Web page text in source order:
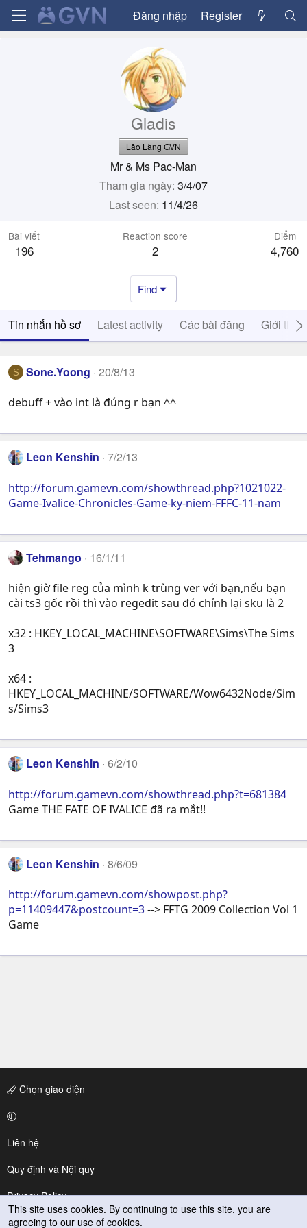
Đăng nhập Register
Gladis
Lão Làng GVN
Mr & Ms Pac-Man
Tham gia ngày 3/4/07
Last seen 11/4/26
Bài viết
196
Reaction score
2
Điểm
4,760
Find
Tin nhắn hồ sơ Latest activity Các bài đăng Giới thiệu
S Sone.Yoong 20/8/13
debuff + vào int là đúng r bạn ^^
Leon Kenshin 7/2/13
http://forum.gamevn.com/showthread.php?1021022-
Game-Ivalice-Chronicles-Game-ky-niem-FFFC-11-nam
Tehmango 16/1/11
hiện giờ file reg của mình k trùng ver với bạn,nếu bạn
cài ts3 gốc rồi thì vào regedit sau đó chỉnh lại sku là 2
x32 : HKEY_LOCAL_MACHINE\SOFTWARE\Sims\The Sims
3
x64 :
HKEY_LOCAL_MACHINE/SOFTWARE/Wow6432Node/Sim
s/Sims3
Leon Kenshin 6/2/10
http://forum.gamevn.com/showthread.php?t=681384
Game THE FATE OF IVALICE đã ra mắt!!
Leon Kenshin 8/6/09
http://forum.gamevn.com/showpost.php?
p=11409447&postcount=3--> FFTG 2009 Collection Vol 1
Game
Chọn giao diện
Liên hệ
Quy định và Nội quy
Privacy Policy
Trợ giúp
This site uses cookies. By continuing to use this site, you are
agreeing to our use of cookies.